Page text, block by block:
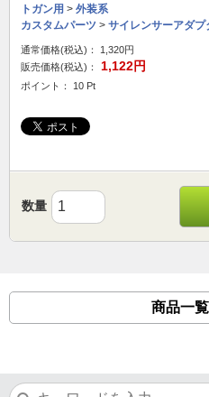
トガン用 > 外装系
カスタムパーツ > サイレンサーアダプ
通常価格(税込)：
1,320円
販売価格(税込)：
1,122円
ポイント： 10 Pt
数量
商品一